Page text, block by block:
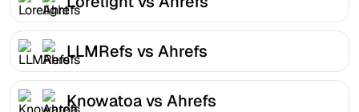
LLMRefs vs Ahrefs
Knowatoa vs Ahrefs